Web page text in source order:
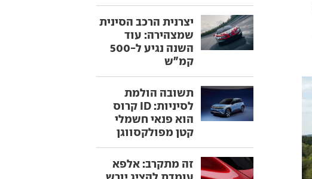
יצרנית הרכב הסינית
שמצהירה: עוד
השנה נגיע ל-500
קמ"ש
תשובה הולמת
לסיניות: ID קרוס
הוא פנאי חשמלי
קטן מפולקסווגן
זה מתקרב: אלפא